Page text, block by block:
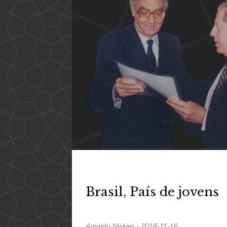
Brasil, País de jovens